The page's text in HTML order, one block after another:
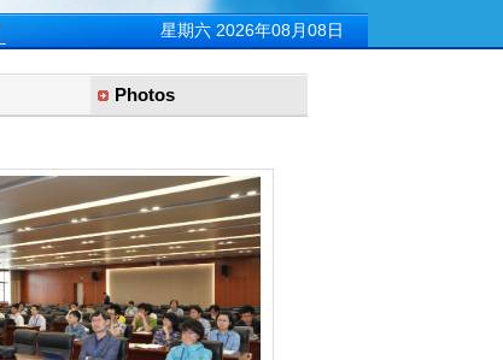
Positions招聘 星期六 2026年08月08日
Photos